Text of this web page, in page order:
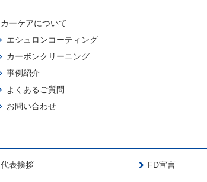
カーケアについて
エシュロンコーティング
カーボンクリーニング
事例紹介
よくあるご質問
お問い合わせ
代表挨拶 FD宣言